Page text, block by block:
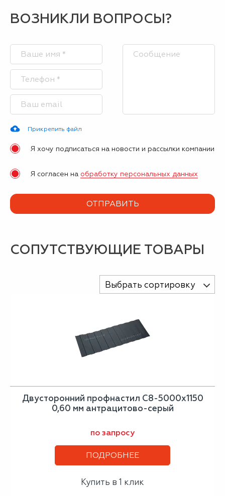
ВОЗНИКЛИ ВОПРОСЫ?
Прикрепить файл
Я хочу подписаться на новости и рассылки компании
Я согласен на обработку персональных данных
СОПУТСТВУЮЩИЕ ТОВАРЫ
Выбрать сортировку
Двусторонний профнастил С8-5000х1150
0,60 мм антрацитово-серый
по запросу
ПОДРОБНЕЕ
Купить в 1 клик